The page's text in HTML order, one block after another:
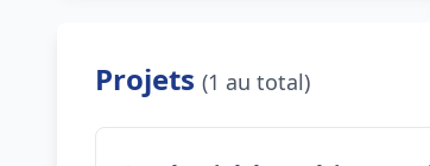
Projets (1 au total)